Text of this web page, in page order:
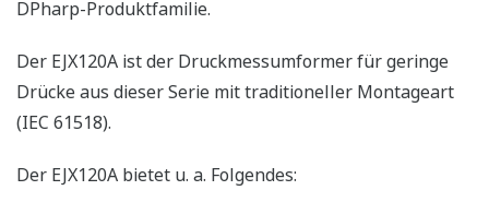
DPharp-Produktfamilie.
Der EJX120A ist der Druckmessumformer für geringe
Drücke aus dieser Serie mit traditioneller Montageart
(IEC 61518).
Der EJX120A bietet u. a. Folgendes: